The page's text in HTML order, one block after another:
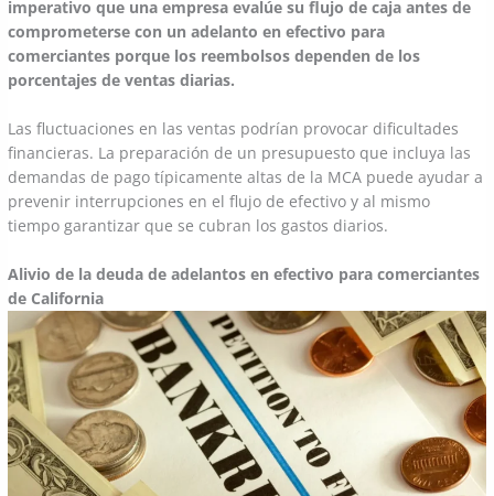
imperativo que una empresa evalúe su flujo de caja antes de
comprometerse con un adelanto en efectivo para
comerciantes porque los reembolsos dependen de los
porcentajes de ventas diarias.
Las fluctuaciones en las ventas podrían provocar dificultades
financieras. La preparación de un presupuesto que incluya las
demandas de pago típicamente altas de la MCA puede ayudar a
prevenir interrupciones en el flujo de efectivo y al mismo
tiempo garantizar que se cubran los gastos diarios.
Alivio de la deuda de adelantos en efectivo para comerciantes
de California